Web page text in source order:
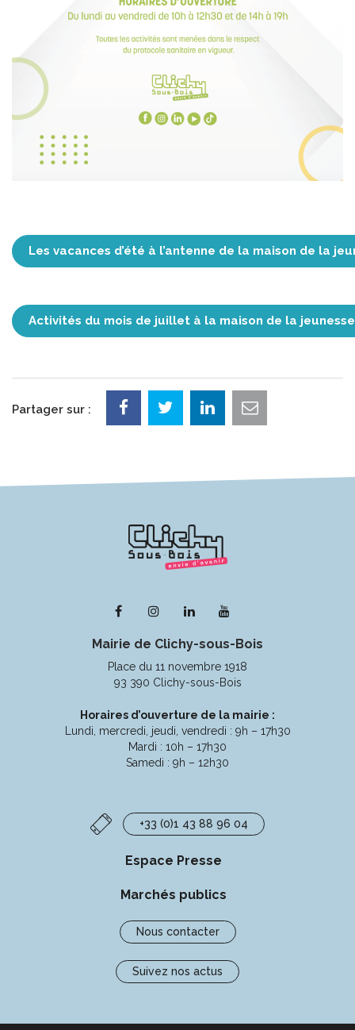
Les vacances d’été à l’antenne de la maison de la
Activités du mois de juillet à la maison de la
Partager sur :
Lien
le
compte
Facebook
Lien
le
compte
Instagram
Lien
le
compte
Linkedin
la
chaîne
Youtube
Mairie de Clichy-sous-Bois
Place du 11 novembre 1918
93 390 Clichy-sous-Bois
Horaires d’ouverture de la mairie :
Lundi, mercredi, jeudi, vendredi : 9h – 17h30
Mardi : 10h – 17h30
Samedi : 9h – 12h30
+33 (0)1 43 88 96 04
Espace Presse
Marchés publics
Nous contacter
Suivez nos actus